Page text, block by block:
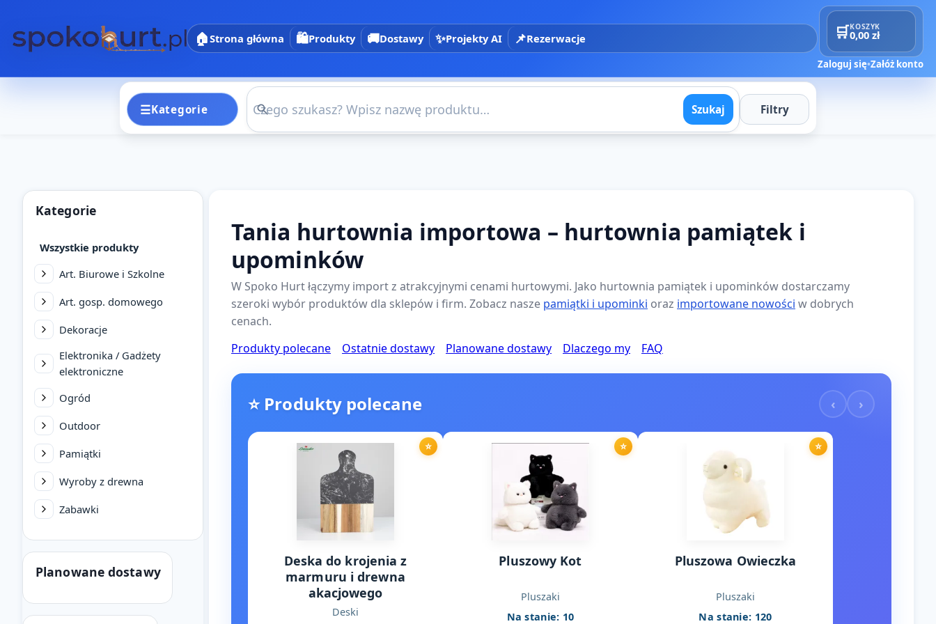
🏠Strona główna 🛍️Produkty 🚚Dostawy ✨Projekty AI 📌Rezerwacje 🛒KOSZYK
0,00 zł
Zaloguj się•Załóż konto
☰Kategorie Szukaj Filtry
Kategorie
Wszystkie produkty
Art. Biurowe i Szkolne
Art. gosp. domowego
Dekoracje
Elektronika / Gadżety
elektroniczne
Ogród
Outdoor
Pamiątki
Wyroby z drewna
Zabawki
Planowane dostawy
Tania hurtownia importowa – hurtownia pamiątek i
upominków
W Spoko Hurt łączymy import z atrakcyjnymi cenami hurtowymi. Jako hurtownia pamiątek i upominków dostarczamy
szeroki wybór produktów dla sklepów i firm. Zobacz nasze pamiątki i upominki oraz importowane nowości w dobrych
cenach.
Produkty polecane
Ostatnie dostawy Planowane dostawy Dlaczego my FAQ
⭐ Produkty polecane ‹ ›
⭐
Deska do krojenia z
marmuru i drewna
akacjowego
Deski
⭐
Pluszowy Kot
Pluszaki
Na stanie: 10
⭐
Pluszowa Owieczka
Pluszaki
Na stanie: 120